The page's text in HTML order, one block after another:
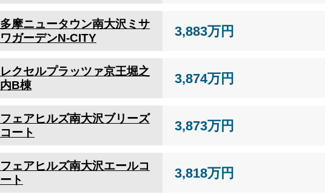
多摩ニュータウン南大沢ミサ
ワガーデンN-CITY
3,883万円
レクセルプラッツァ京王堀之
内B棟
3,874万円
フェアヒルズ南大沢ブリーズ
コート
3,873万円
フェアヒルズ南大沢エールコ
ート
3,818万円